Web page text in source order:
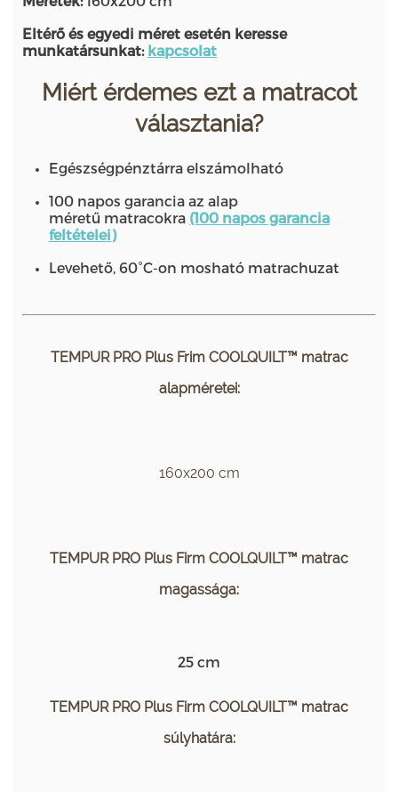
Eltérő és egyedi méret esetén keresse
munkatársunkat: kapcsolat
Miért érdemes ezt a matracot
választania?
Egészségpénztárra elszámolható
100 napos garancia az alap
méretű matracokra (100 napos garancia
feltételei)
Levehető, 60°C-on mosható matrachuzat
TEMPUR PRO Plus Frim COOLQUILT™ matrac
alapméretei:
160x200 cm
TEMPUR PRO Plus Firm COOLQUILT™ matrac
magassága:
25 cm
TEMPUR PRO Plus Firm COOLQUILT™ matrac
súlyhatára: